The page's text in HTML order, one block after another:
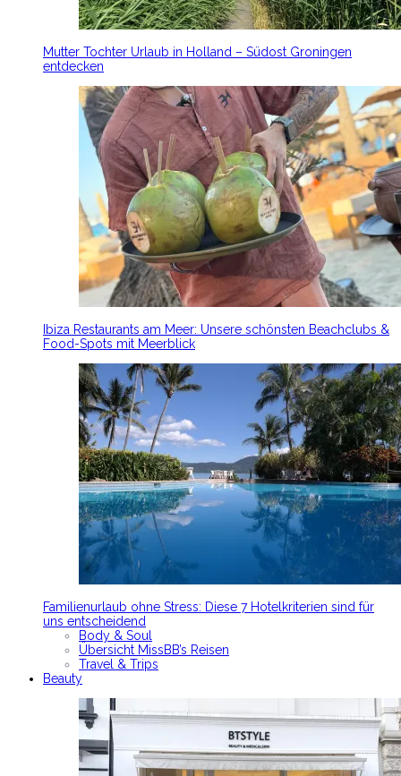
Mutter Tochter Urlaub in Holland – Südost Groningen
entdecken
Ibiza Restaurants am Meer: Unsere schönsten Beachclubs &
Food-Spots mit Meerblick
Familienurlaub ohne Stress: Diese 7 Hotelkriterien sind für
uns entscheidend
Body & Soul
Übersicht MissBB’s Reisen
Travel & Trips
Beauty